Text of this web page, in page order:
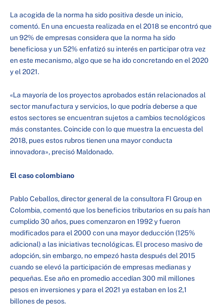
La acogida de la norma ha sido positiva desde un inicio,
comentó. En una encuesta realizada en el 2018 se encontró que
un 92% de empresas considera que la norma ha sido
beneficiosa y un 52% enfatizó su interés en participar otra vez
en este mecanismo, algo que se ha ido concretando en el 2020
y el 2021.
«La mayoría de los proyectos aprobados están relacionados al
sector manufactura y servicios, lo que podría deberse a que
estos sectores se encuentran sujetos a cambios tecnológicos
más constantes. Coincide con lo que muestra la encuesta del
2018, pues estos rubros tienen una mayor conducta
innovadora», precisó Maldonado.
El caso colombiano
Pablo Ceballos, director general de la consultora FI Group en
Colombia, comentó que los beneficios tributarios en su país han
cumplido 30 años, pues comenzaron en 1992 y fueron
modificados para el 2000 con una mayor deducción (125%
adicional) a las iniciativas tecnológicas. El proceso masivo de
adopción, sin embargo, no empezó hasta después del 2015
cuando se elevó la participación de empresas medianas y
pequeñas. Ese año en promedio accedían 300 mil millones
pesos en inversiones y para el 2021 ya estaban en los 2,1
billones de pesos.